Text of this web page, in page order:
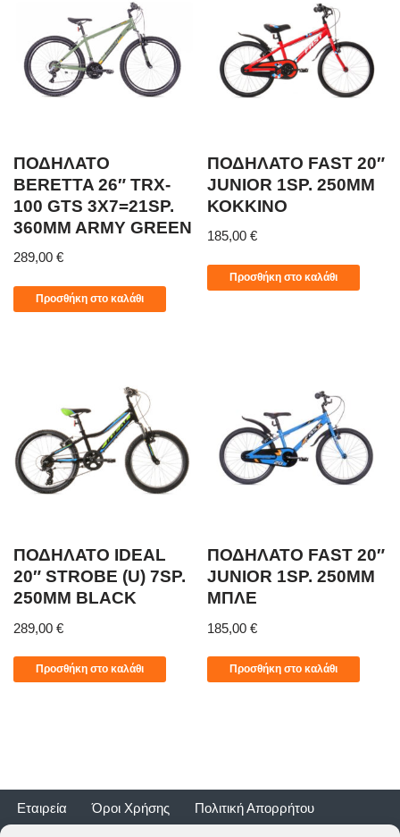
ΠΟΔΗΛΑΤΟ
BERETTA 26″ TRX-
100 GTS 3X7=21SP.
360MM ARMY GREEN
289,00 €
Προσθήκη στο καλάθι
ΠΟΔΗΛΑΤΟ FAST 20″
JUNIOR 1SP. 250MM
ΚΟΚΚΙΝΟ
185,00€
Προσθήκη στο καλάθι
ΠΟΔΗΛΑΤΟ IDEAL
20″ STROBE (U) 7SP.
250MM BLACK
289,00 €
Προσθήκη στο καλάθι
ΠΟΔΗΛΑΤΟ FAST 20″
JUNIOR 1SP. 250MM
ΜΠΛΕ
185,00€
Προσθήκη στο καλάθι
Εταιρεία Όροι Χρήσης
Πολιτική Απορρήτου